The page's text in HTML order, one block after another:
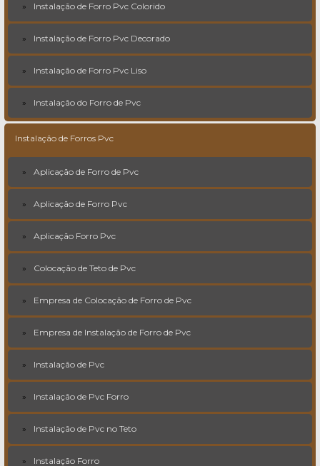
Instalação de Forro Pvc Colorido
Instalação de Forro Pvc Decorado
Instalação de Forro Pvc Liso
Instalação do Forro de Pvc
Instalação de Forros Pvc
Aplicação de Forro de Pvc
Aplicação de Forro Pvc
Aplicação Forro Pvc
Colocação de Teto de Pvc
Empresa de Colocação de Forro de Pvc
Empresa de Instalação de Forro de Pvc
Instalação de Pvc
Instalação de Pvc Forro
Instalação de Pvc no Teto
Instalação Forro